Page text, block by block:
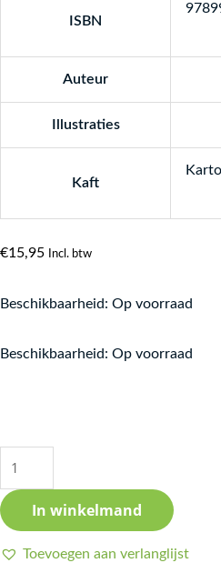
ISBN
Auteur
Illustraties
Kaft
€15,95 Incl. btw
Beschikbaarheid: Op voorraad
Beschikbaarheid: Op voorraad
Peuter
Palabra
aantal
In winkelmand
Toevoegen aan verlanglijst